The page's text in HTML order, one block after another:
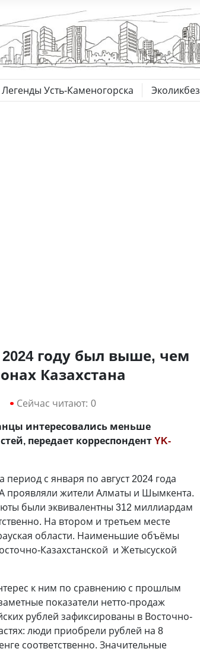
Легенды Усть-Каменогорска Эколикбез
году был выше, чем
Казахстана
Сейчас читают: 0
интересовались меньше
передает корреспондентYK-
период с января по август 2024 года
проявляли жители Алматы и Шымкента.
были эквивалентны 312 миллиардам
На втором и третьем месте
области. Наименьшие объёмы
Казахстанской и Жетысуской
к ним по сравнению с прошлым
показатели нетто-продаж
рублей зафиксированы в Восточно-
люди приобрели рублей на 8
соответственно. Значительные